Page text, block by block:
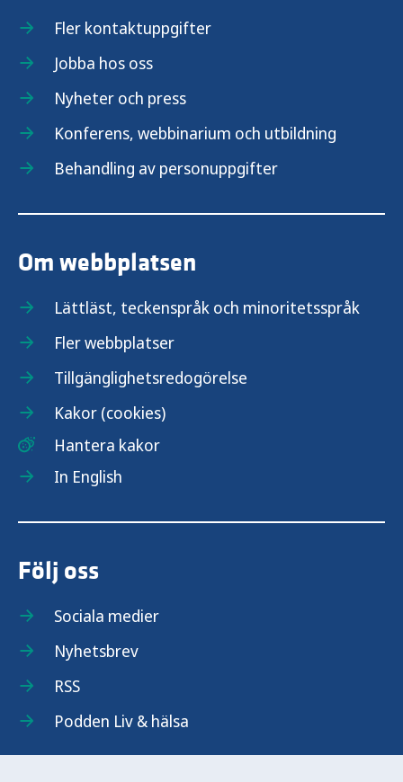
Fler kontaktuppgifter
Jobba hos oss
Nyheter och press
Konferens, webbinarium och utbildning
Behandling av personuppgifter
Om webbplatsen
Lättläst, teckenspråk och minoritetsspråk
Fler webbplatser
Tillgänglighetsredogörelse
Kakor (cookies)
Hantera kakor
In English
Följ oss
Sociala medier
Nyhetsbrev
RSS
Podden Liv & hälsa